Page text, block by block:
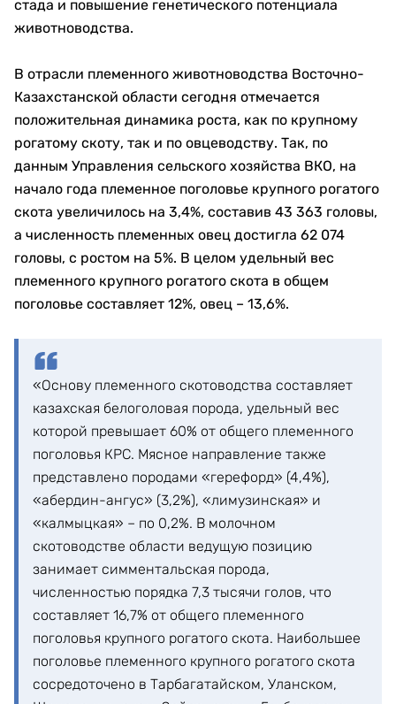
стада и повышение генетического потенциала
животноводства.
В отрасли племенного животноводства Восточно-
Казахстанской области сегодня отмечается
положительная динамика роста, как по крупному
рогатому скоту, так и по овцеводству. Так, по
данным Управления сельского хозяйства ВКО, на
начало года племенное поголовье крупного рогатого
скота увеличилось на 3,4%, составив 43 363 головы,
а численность племенных овец достигла 62 074
головы, с ростом на 5%. В целом удельный вес
племенного крупного рогатого скота в общем
поголовье составляет 12%, овец – 13,6%.
«Основу племенного скотоводства составляет
казахская белоголовая порода, удельный вес
которой превышает 60% от общего племенного
поголовья КРС. Мясное направление также
представлено породами «герефорд» (4,4%),
«абердин-ангус» (3,2%), «лимузинская» и
«калмыцкая» – по 0,2%. В молочном
скотоводстве области ведущую позицию
занимает симментальская порода,
численностью порядка 7,3 тысячи голов, что
составляет 16,7% от общего племенного
поголовья крупного рогатого скота. Наибольшее
поголовье племенного крупного рогатого скота
сосредоточено в Тарбагатайском, Уланском,